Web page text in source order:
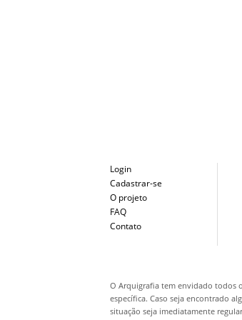
Login
Cadastrar-se
O projeto
FAQ
Contato
O Arquigrafia tem envidado todos
específica. Caso seja encontrado
situação seja imediatamente